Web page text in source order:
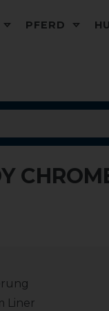
PFERD
Liner